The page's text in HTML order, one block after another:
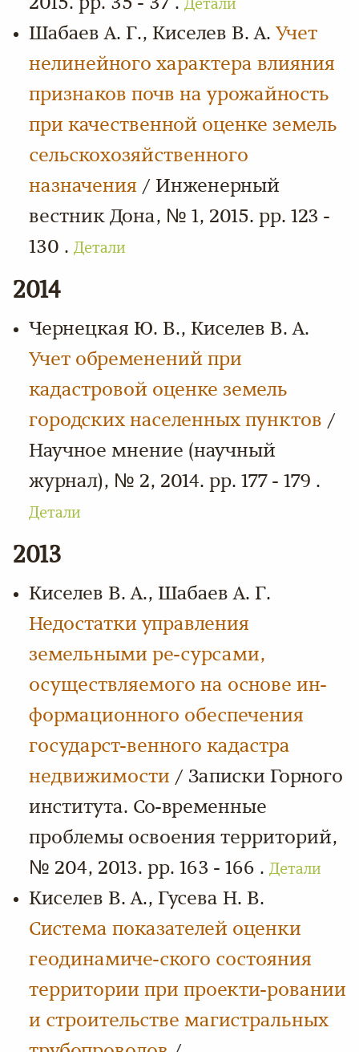
Детали
Шабаев А. Г., Киселев В. А. Учет
нелинейного характера влияния
признаков почв на урожайность
при качественной оценке земель
сельскохозяйственного
назначения / Инженерный
вестник Дона, № 1, 2015. pp. 123 -
130 . Детали
2014
Чернецкая Ю. В., Киселев В. А.
Учет обременений при
кадастровой оценке земель
городских населенных пунктов /
Научное мнение (научный
журнал), № 2, 2014. pp. 177 - 179 .
Детали
2013
Киселев В. А., Шабаев А. Г.
Недостатки управления
земельными ре-сурсами,
осуществляемого на основе ин-
формационного обеспечения
государст-венного кадастра
недвижимости / Записки Горного
института. Со-временные
проблемы освоения территорий,
№ 204, 2013. pp. 163 - 166 . Детали
Киселев В. А., Гусева Н. В.
Система показателей оценки
геодинамиче-ского состояния
территории при проекти-ровании
и строительстве магистральных